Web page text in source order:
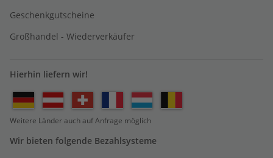
Geschenkgutscheine
Großhandel - Wiederverkäufer
Hierhin liefern wir!
Weitere Länder auch auf Anfrage möglich
Wir bieten folgende Bezahlsysteme